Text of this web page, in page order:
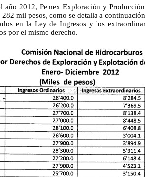
año 2012, Pemex Exploración y
mil pesos, como se detalla a
en la Ley de Ingresos y los
por el mismo derecho.